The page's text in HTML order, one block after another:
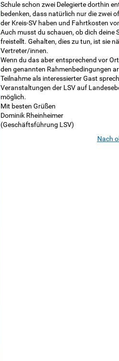
Schule schon zwei Delegierte dorthin
bedenken, dass natürlich nur die zwei
der Kreis-SV haben und Fahrtkosten
Auch musst du schauen, ob dich deine
freistellt. Gehalten, dies zu tun, ist sie
Vertreter/innen.
Wenn du das aber entsprechend vor
den genannten Rahmenbedingungen
Teilnahme als interessierter Gast
Veranstaltungen der LSV auf
möglich.
Mit besten Grüßen
Dominik Rheinheimer
(Geschäftsführung LSV)
Nach